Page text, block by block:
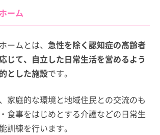
ーム
ームとは、 急性を除く認知症の高齢者
じて、自立した日常生活を営めるよう
とした施設です。
家庭的な環境と地域住民との交流のも
食事をはじめとする介護などの日常生
訓練を行います。